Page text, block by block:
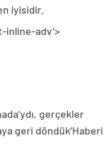
iyisidir.
inline-adv’>
gerçekler
geri döndük’Haberi